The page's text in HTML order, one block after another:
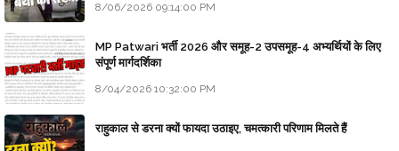
8/06/2026 09:14:00 PM
MP Patwari भर्ती 2026 और समूह-2 उपसमूह-4 अभ्यर्थियों के लिए
संपूर्ण मार्गदर्शिका
8/04/2026 10:32:00 PM
राहुकाल से डरना क्यों फायदा उठाइए, चमत्कारी परिणाम मिलते हैं